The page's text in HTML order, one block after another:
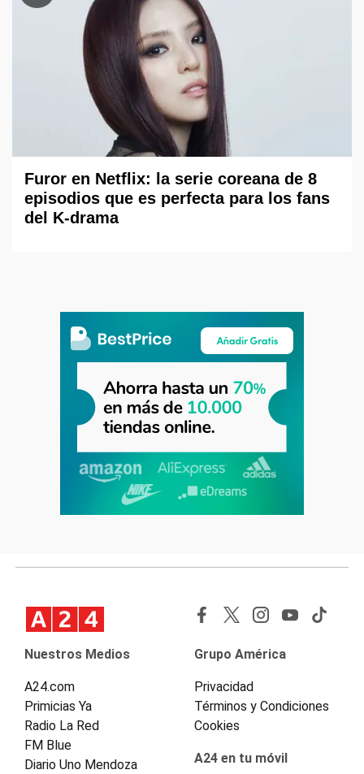
Furor en Netflix: la serie coreana de 8
episodios que es perfecta para los fans
del K-drama
Nuestros Medios
A24.com
Primicias Ya
Radio La Red
FM Blue
Diario Uno Mendoza
Grupo América
Privacidad
Términos y Condiciones
Cookies
A24 en tu móvil